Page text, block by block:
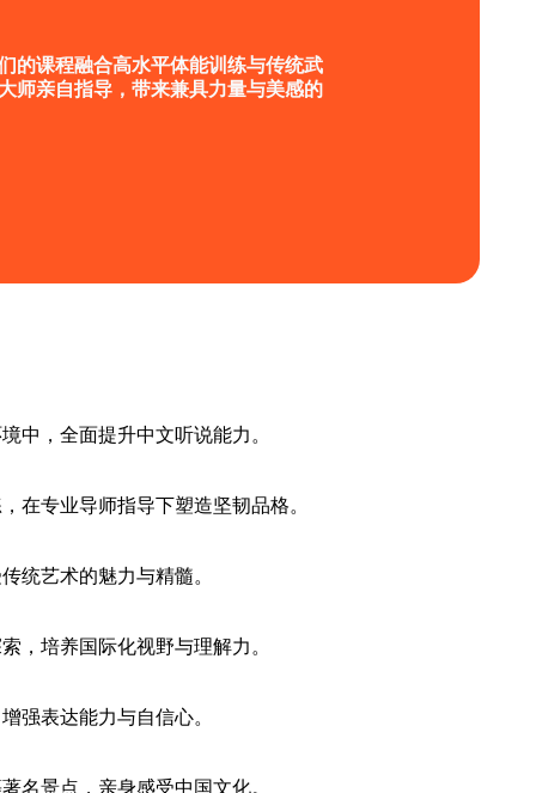
的课程融合高水平体能训练与传统武
师亲自指导，带来兼具力量与美感的
中，全面提升中文听说能力。
在专业导师指导下塑造坚韧品格。
统艺术的魅力与精髓。
，培养国际化视野与理解力。
强表达能力与自信心。
名景点，亲身感受中国文化。